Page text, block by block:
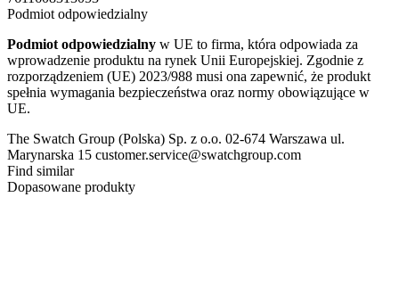
Podmiot odpowiedzialny
Podmiot odpowiedzialny w UE to firma, która odpowiada za
wprowadzenie produktu na rynek Unii Europejskiej. Zgodnie z
rozporządzeniem (UE) 2023/988 musi ona zapewnić, że produkt
spełnia wymagania bezpieczeństwa oraz normy obowiązujące w
UE.
The Swatch Group (Polska) Sp. z o.o. 02-674 Warszawa ul.
Marynarska 15 customer.service@swatchgroup.com
Find similar
Dopasowane produkty